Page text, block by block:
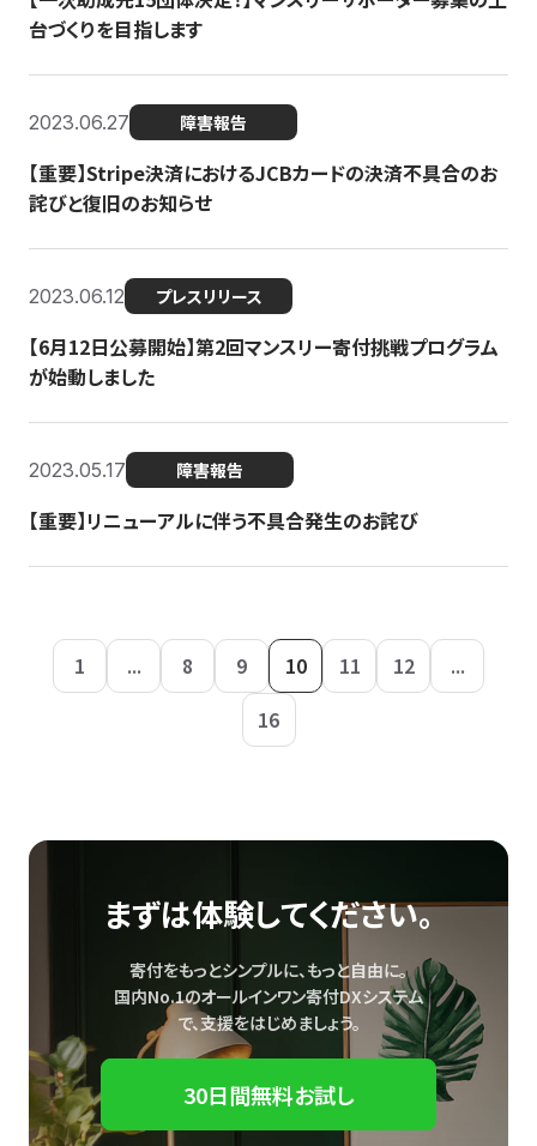
台づくりを目指します
2023.06.27 障害報告
【重要】Stripe決済におけるJCBカードの決済不具合のお
詫びと復旧のお知らせ
2023.06.12 プレスリリース
【6月12日公募開始】第2回マンスリー寄付挑戦プログラム
が始動しました
2023.05.17 障害報告
【重要】リニューアルに伴う不具合発生のお詫び
1 ... 8 9 10 11 12
...
16
まずは体験してください。
寄付をもっとシンプルに、もっと自由に。
国内No.1のオールインワン寄付DXシステム
で、支援をはじめましょう。
30日間無料お試し